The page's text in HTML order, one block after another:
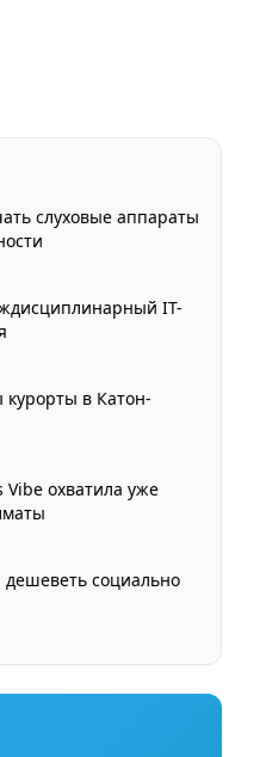
слуховые аппараты
IT-
в Катон-
Vibe охватила уже
социально